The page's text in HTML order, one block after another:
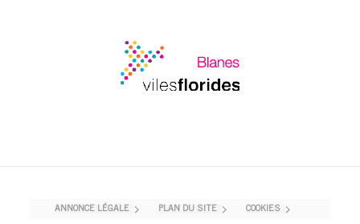
ANNONCE LÉGALE PLAN DU SITE COOKIES